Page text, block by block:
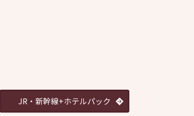
JR・新幹線+ホテルパック